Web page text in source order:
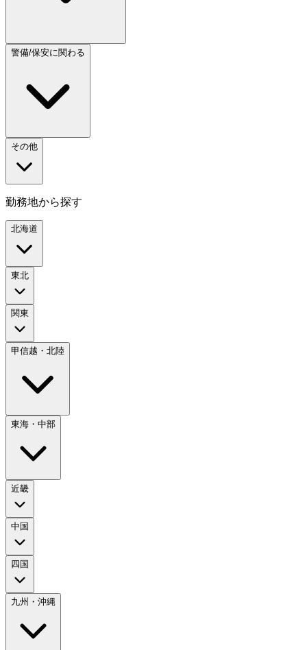
警備/保安に関わる
その他
勤務地から探す
北海道
東北
関東
甲信越・北陸
東海・中部
近畿
中国
四国
九州・沖縄